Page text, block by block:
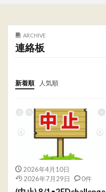
ARCHIVE
連絡板
新着順 人気順
2026年4月10日
2026年7月29日
0件